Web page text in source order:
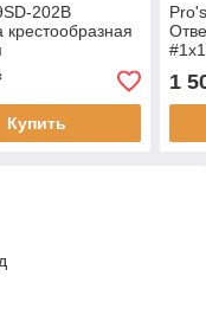
202B
крестообразная
Купить
1